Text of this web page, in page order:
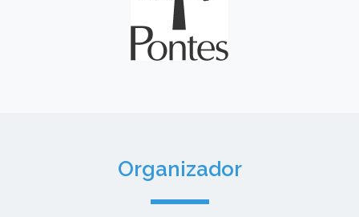
Organizador